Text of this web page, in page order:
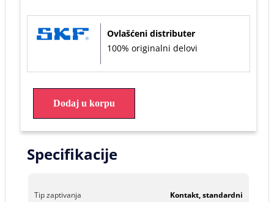
Ovlašćeni distributer
100% originalni delovi
Dodaj u korpu
Specifikacije
Tip zaptivanja Kontakt, standardni